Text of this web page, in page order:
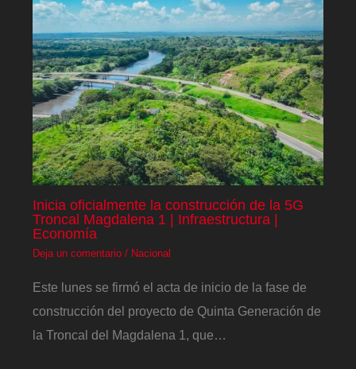
Inicia oficialmente la construcción de la 5G
Troncal Magdalena 1 | Infraestructura |
Economía
Deja un comentario / Nacional
Este lunes se firmó el acta de inicio de la fase de
construcción del proyecto de Quinta Generación de
la Troncal del Magdalena 1, que…